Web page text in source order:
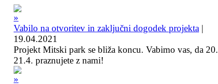
Vabilo na otvoritev in zaključni dogodek projekta |
19.04.2021
Projekt Mitski park se bliža koncu. Vabimo vas, da
21.4. praznujete z nami!